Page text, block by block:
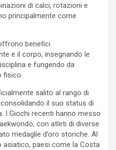
di calci, rotazioni e
principalmente come
benefici
e il corpo, insegnando le
e fungendo da
fisico.
salito al rango di
il suo status di
I Giochi recenti hanno messo
con atleti di diverse
medaglie d’oro storiche. Al
asiatico, paesi come la Costa